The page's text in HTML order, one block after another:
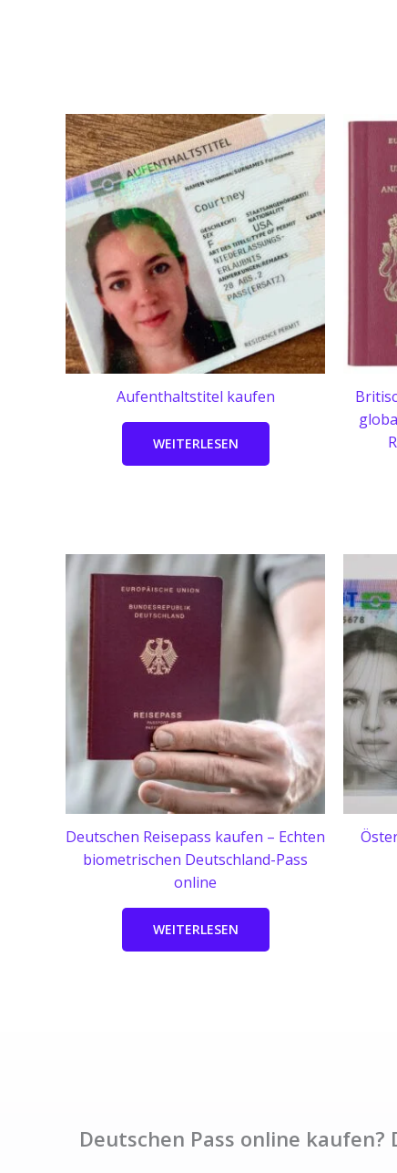
Aufenthaltstitel kaufen
WEITERLESEN
Deutschen Reisepass kaufen – Echten
biometrischen Deutschland-Pass
online
WEITERLESEN
Deutschen Pass online kaufen?